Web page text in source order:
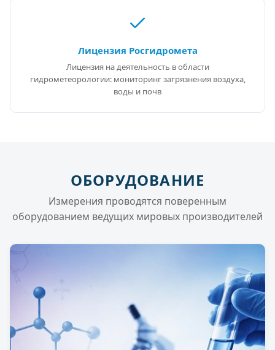
Лицензия Росгидромета
Лицензия на деятельность в области
гидрометеорологии: мониторинг загрязнения воздуха,
воды и почв
ОБОРУДОВАНИЕ
Измерения проводятся поверенным
оборудованием ведущих мировых производителей